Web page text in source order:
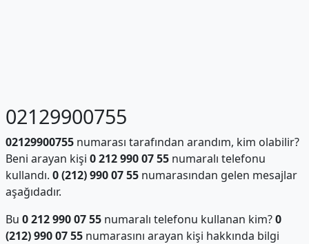
02129900755
02129900755numarası tarafından arandım, kim olabilir?
Beni arayan kişi 0 212 990 07 55numaralı telefonu
kullandı. 0 (212) 990 07 55numarasından gelen mesajlar
aşağıdadır.
Bu 0 212 990 07 55numaralı telefonu kullanan kim?0
(212) 990 07 55numarasını arayan kişi hakkında bilgi